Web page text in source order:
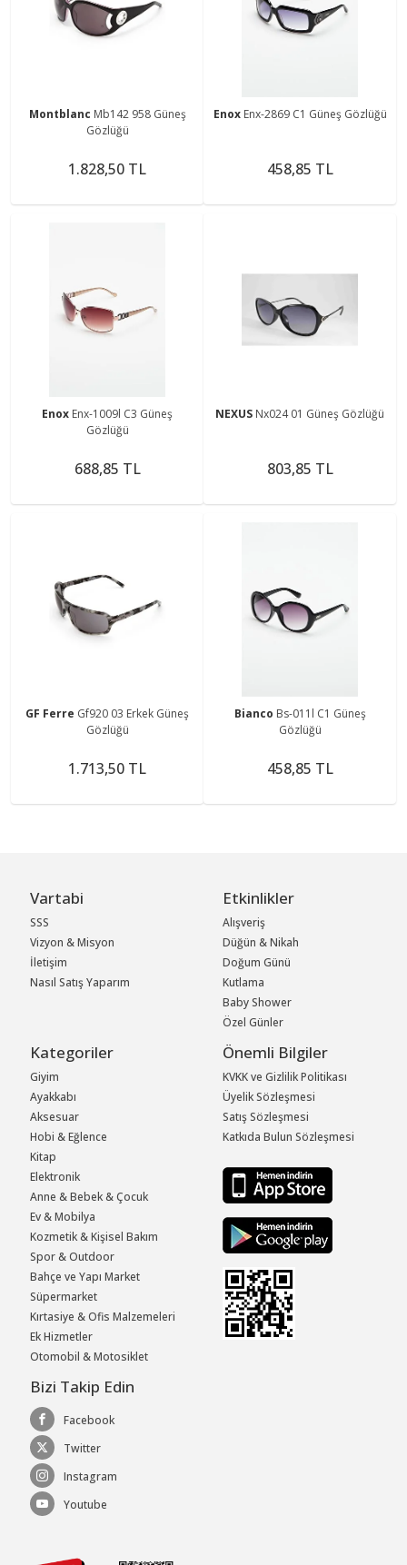
Montblanc Mb142 958 Güneş
Gözlüğü
1.828,50 TL
Enox Enx-2869 C1 Güneş Gözlüğü
458,85 TL
Enox Enx-1009l C3 Güneş
Gözlüğü
688,85 TL
NEXUS Nx024 01 Güneş Gözlüğü
803,85 TL
GF Ferre Gf920 03 Erkek Güneş
Gözlüğü
1.713,50 TL
Bianco Bs-011l C1 Güneş
Gözlüğü
458,85 TL
Vartabi
SSS
Vizyon & Misyon
İletişim
Nasıl Satış Yaparım
Etkinlikler
Alışveriş
Düğün & Nikah
Doğum Günü
Kutlama
Baby Shower
Özel Günler
Kategoriler
Giyim
Ayakkabı
Aksesuar
Hobi & Eğlence
Kitap
Elektronik
Anne & Bebek & Çocuk
Ev & Mobilya
Kozmetik & Kişisel Bakım
Spor & Outdoor
Bahçe ve Yapı Market
Süpermarket
Kırtasiye & Ofis Malzemeleri
Ek Hizmetler
Otomobil & Motosiklet
Önemli Bilgiler
KVKK ve Gizlilik Politikası
Üyelik Sözleşmesi
Satış Sözleşmesi
Katkıda Bulun Sözleşmesi
Bizi Takip Edin
Facebook
Twitter
Instagram
Youtube